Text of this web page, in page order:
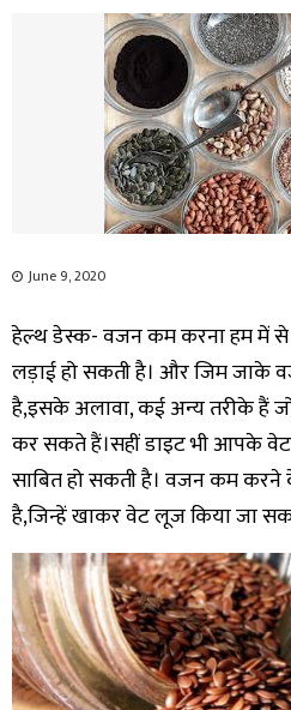
June 9, 2020
हेल्थ डेस्क- वजन कम करना हम में से
लड़ाई हो सकती है। और जिम जाके
है,इसके अलावा, कई अन्य तरीके हैं
कर सकते हैं।सहीं डाइट भी आपके
साबित हो सकती है। वजन कम
है,जिन्हें खाकर वेट लूज किया जा